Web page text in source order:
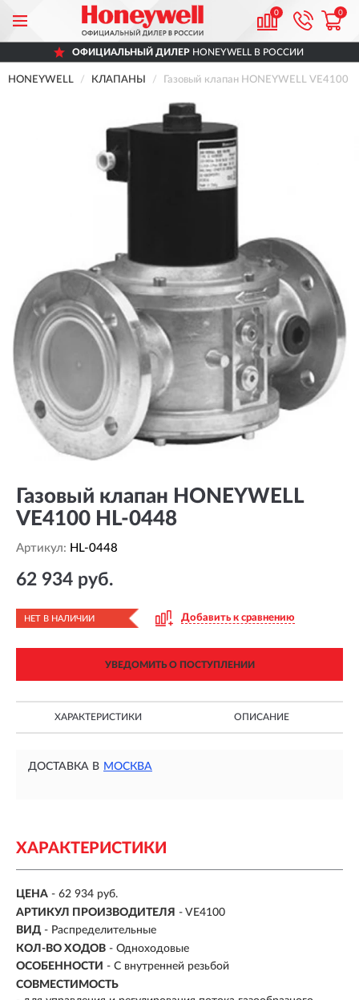
0 0
ОФИЦИАЛЬНЫЙ ДИЛЕР HONEYWELL В РОССИИ
HONEYWELL КЛАПАНЫ Газовый клапан HONEYWELL VE4100
Газовый клапан HONEYWELL
VE4100 HL-0448
Артикул: HL-0448
62 934 руб.
НЕТ В НАЛИЧИИ Добавить к сравнению
УВЕДОМИТЬ О ПОСТУПЛЕНИИ
ХАРАКТЕРИСТИКИ ОПИСАНИЕ
ДОСТАВКА В МОСКВА
ХАРАКТЕРИСТИКИ
ЦЕНА - 62 934 руб.
АРТИКУЛ ПРОИЗВОДИТЕЛЯ - VE4100
ВИД - Распределительные
КОЛ-ВО ХОДОВ - Одноходовые
ОСОБЕННОСТИ - С внутренней резьбой
СОВМЕСТИМОСТЬ